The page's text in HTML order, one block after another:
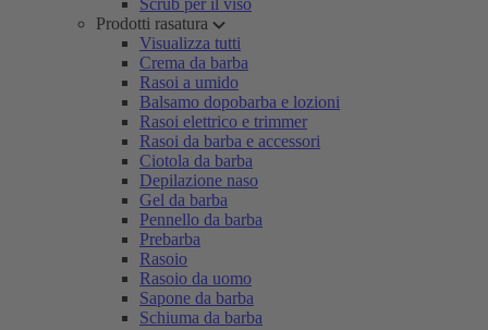
Scrub per il viso
Prodotti rasatura
Visualizza tutti
Crema da barba
Rasoi a umido
Balsamo dopobarba e lozioni
Rasoi elettrico e trimmer
Rasoi da barba e accessori
Ciotola da barba
Depilazione naso
Gel da barba
Pennello da barba
Prebarba
Rasoio
Rasoio da uomo
Sapone da barba
Schiuma da barba